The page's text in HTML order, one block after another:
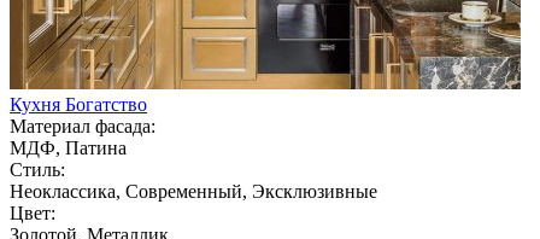
Кухня Богатство
Материал фасада:
МДФ, Патина
Стиль:
Неоклассика, Современный, Эксклюзивные
Цвет:
Золотой, Металлик